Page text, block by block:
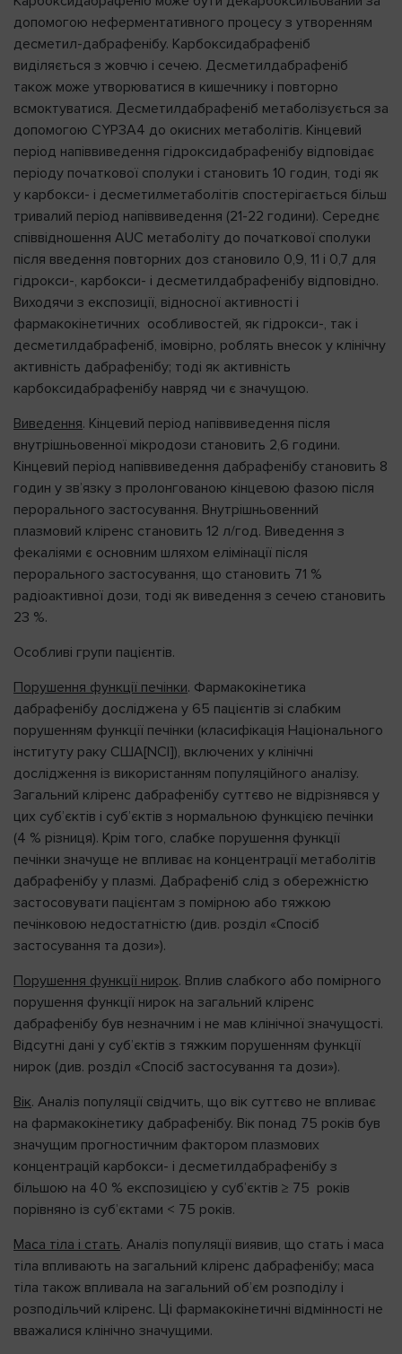
допомогою неферментативного процесу з утворенням
десметил-дабрафенібу. Карбоксидабрафеніб
виділяється з жовчю і сечею. Десметилдабрафеніб
також може утворюватися в кишечнику і повторно
всмоктуватися. Десметилдабрафеніб метаболізується за
допомогою CYP3A4 до окисних метаболітів. Кінцевий
період напіввиведення гідроксидабрафенібу відповідає
періоду початкової сполуки і становить 10 годин, тоді як
у карбокси- і десметилметаболітів спостерігається більш
тривалий період напіввиведення (21-22 години). Середнє
співвідношення AUC метаболіту до початкової сполуки
після введення повторних доз становило 0,9, 11 і 0,7 для
гідрокси-, карбокси- і десметилдабрафенібу відповідно.
Виходячи з експозиції, відносної активності і
фармакокінетичних особливостей, як гідрокси-, так і
десметилдабрафеніб, імовірно, роблять внесок у клінічну
активність дабрафенібу; тоді як активність
карбоксидабрафенібу навряд чи є значущою.
Виведення. Кінцевий період напіввиведення після
внутрішньовенної мікродози становить 2,6 години.
Кінцевий період напіввиведення дабрафенібу становить 8
годин у зв’язку з пролонгованою кінцевою фазою після
перорального застосування. Внутрішньовенний
плазмовий кліренс становить 12 л/год. Виведення з
фекаліями є основним шляхом елімінації після
перорального застосування, що становить 71 %
радіоактивної дози, тоді як виведення з сечею становить
23 %.
Особливі групи пацієнтів.
Порушення функції печінки. Фармакокінетика
дабрафенібу досліджена у 65 пацієнтів зі слабким
порушенням функції печінки (класифікація Національного
інституту раку США[NCI]), включених у клінічні
дослідження із використанням популяційного аналізу.
Загальний кліренс дабрафенібу суттєво не відрізнявся у
цих суб’єктів і суб’єктів з нормальною функцією печінки
(4 % різниця). Крім того, слабке порушення функції
печінки значуще не впливає на концентрації метаболітів
дабрафенібу у плазмі. Дабрафеніб слід з обережністю
застосовувати пацієнтам з помірною або тяжкою
печінковою недостатністю (див. розділ «Спосіб
застосування та дози»).
Порушення функції нирок. Вплив слабкого або помірного
порушення функції нирок на загальний кліренс
дабрафенібу був незначним і не мав клінічної значущості.
Відсутні дані у суб’єктів з тяжким порушенням функції
нирок (див. розділ «Спосіб застосування та дози»).
Вік. Аналіз популяції свідчить, що вік суттєво не впливає
на фармакокінетику дабрафенібу. Вік понад 75 років був
значущим прогностичним фактором плазмових
концентрацій карбокси- і десметилдабрафенібу з
більшою на 40 % експозицією у суб’єктів ≥ 75 років
порівняно із суб’єктами < 75 років.
Маса тіла і стать. Аналіз популяції виявив, що стать і маса
тіла впливають на загальний кліренс дабрафенібу; маса
тіла також впливала на загальний об’єм розподілу і
розподільчий кліренс. Ці фармакокінетичні відмінності не
вважалися клінічно значущими.